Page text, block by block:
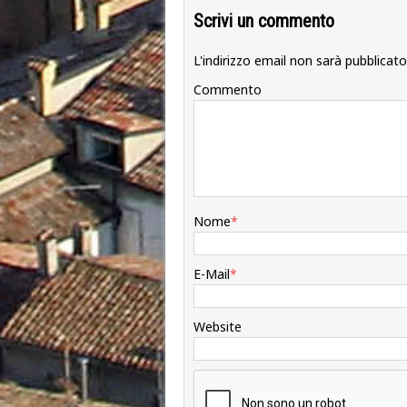
Scrivi un commento
L'indirizzo email non sarà
Commento
Nome*
E-Mail*
Website